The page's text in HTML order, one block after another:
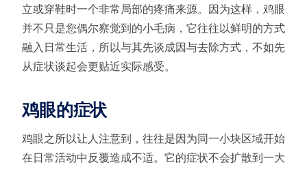
立或穿鞋时一个非常局部的疼痛来源。因为这样，鸡眼
并不只是您偶尔察觉到的小毛病，它往往以鲜明的方式
融入日常生活，所以与其先谈成因与去除方式，不如先
从症状谈起会更贴近实际感受。
鸡眼的症状
鸡眼之所以让人注意到，往往是因为同一小块区域开始
在日常活动中反覆造成不适。它的症状不会扩散到一大